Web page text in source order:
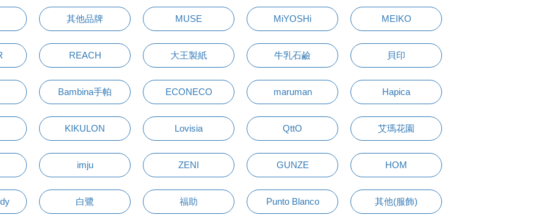
其他品牌 MUSE MiYOSHi MEIKO
REACH 大王製紙 牛乳石鹼 貝印
Bambina手帕 ECONECO maruman Hapica
KIKULON Lovisia QttO 艾瑪花園
imju ZENI GUNZE HOM
白鷺 福助 Punto Blanco 其他(服飾)